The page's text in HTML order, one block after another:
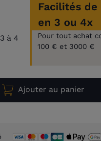
à 4
Facilités
en 3 ou 4x
Pour tout achat
100 € et 3000 €
Ajouter au panier